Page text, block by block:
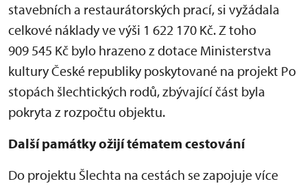
stavebních a restaurátorských prací, si vyžádala
celkové náklady ve výši 1 622 170 Kč. Z toho
909 545 Kč bylo hrazeno z dotace Ministerstva
kultury České republiky poskytované na projekt Po
stopách šlechtických rodů, zbývající část byla
pokryta z rozpočtu objektu.
Další památky ožijí tématem cestování
Do projektu Šlechta na cestách se zapojuje více